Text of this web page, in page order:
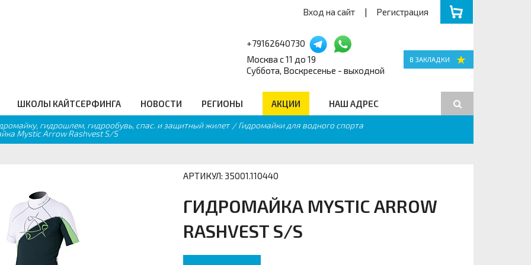
Вход на сайт | Регистрация
+79162640730
Москва с 11 до 19
Суббота, Воскресенье - выходной
Балансборды
Гидро Аксессуары
_
ШКОЛЫ КАЙТСЕРФИНГА НОВОСТИ РЕГИОНЫ АКЦИИ НАШ АДРЕС
гидрошлем, гидрообувь, спас. и защитный жилет
Гидромайки для водного спорта
Mystic Arrow Rashvest S/S
АРТИКУЛ: 35001.110440
ГИДРОМАЙКА MYSTIC ARROW
RASHVEST S/S